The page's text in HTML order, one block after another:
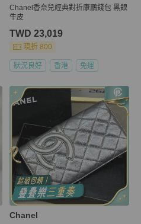
Chanel香奈兒經典對折康鵬錢包 黑銀
牛皮
TWD 23,019
現折 800
狀況良好 香港 免運
Chanel